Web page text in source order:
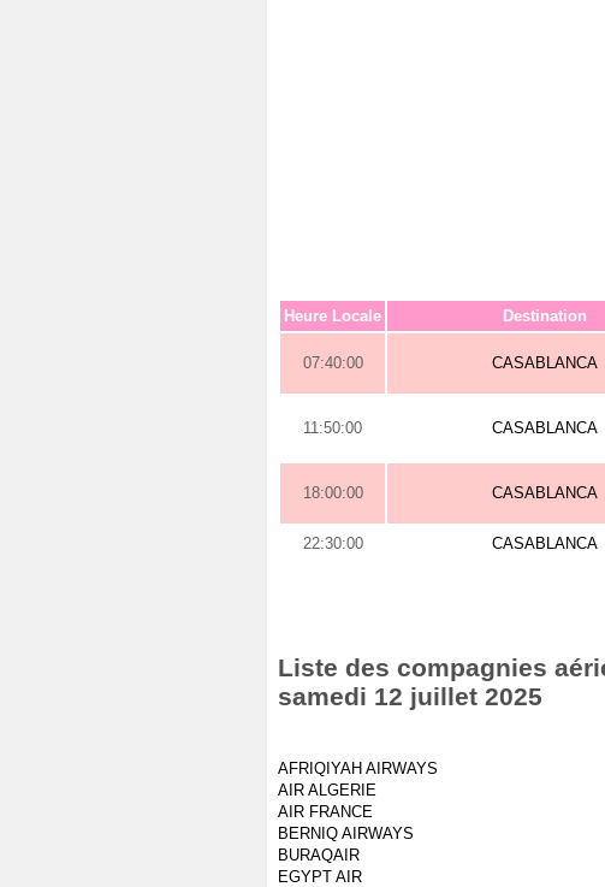
Heure Locale Destination
07:40:00 CASABLANCA
11:50:00 CASABLANCA
18:00:00 CASABLANCA
22:30:00
CASABLANCA
Liste des compagnies
samedi 12 juillet 2025
AFRIQIYAH AIRWAYS
AIR ALGERIE
AIR FRANCE
BERNIQ AIRWAYS
BURAQAIR
EGYPT AIR